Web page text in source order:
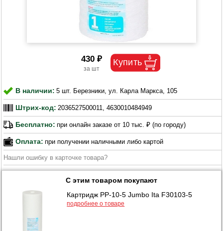
430 ₽
В наличии: 5 шт. Березники, ул. Карла Маркса, 105
Штрих-код: 2036527500011, 4630010484949
Бесплатно: при онлайн заказе от 10 тыс. ₽ (по городу)
Оплата: при получении наличными либо картой
Нашли ошибку в карточке товара?
С этим товаром покупают
Картридж PP-10-5 Jumbo Ita F30103-5
подробнее о товаре